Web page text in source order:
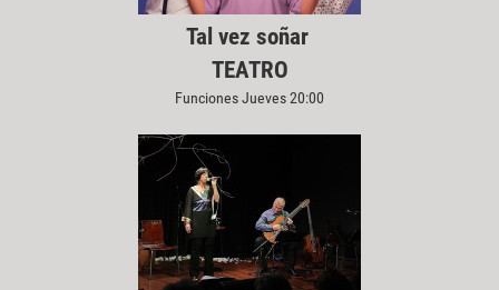
Tal vez soñar
TEATRO
Funciones Jueves 20:00